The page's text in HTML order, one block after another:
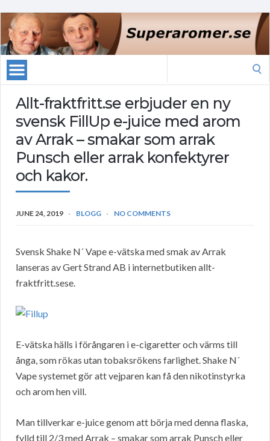
Allt-fraktfritt.se erbjuder en ny
svensk FillUp e-juice med arom
av Arrak – smakar som arrak
Punsch eller arrak konfektyrer
och kakor.
JUNE 24, 2019 BLOGG NO COMMENTS
Svensk Shake N´ Vape e-vätska med smak av Arrak
lanseras av Gert Strand AB i internetbutiken allt-
fraktfritt.sese.
E-vätska hälls i förångaren i e-cigaretter och värms till
ånga, som rökas utan tobaksrökens farlighet. Shake N´
Vape systemet gör att vejparen kan få den nikotinstyrka
och arom hen vill.
Man tillverkar e-juice genom att börja med denna flaska,
fylld till 2/3 med Arrak – smakar som arrak Punsch eller